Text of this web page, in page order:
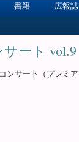
書籍 広報誌
ート vol.9
ンサート（プレミア